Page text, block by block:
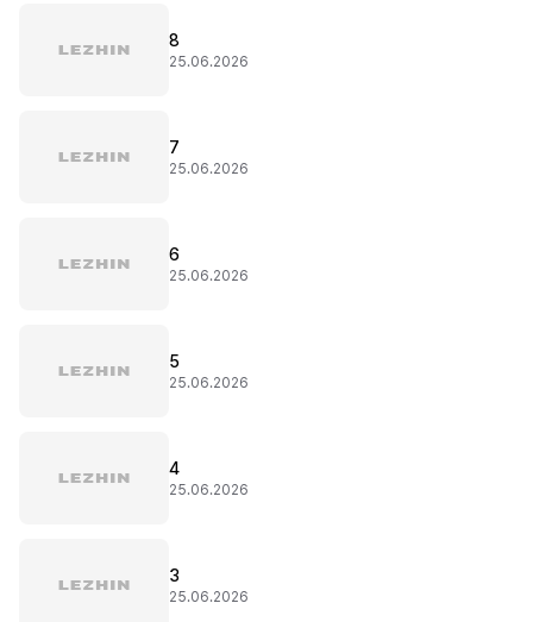
8
25.06.2026
7
25.06.2026
6
25.06.2026
5
25.06.2026
4
25.06.2026
3
25.06.2026